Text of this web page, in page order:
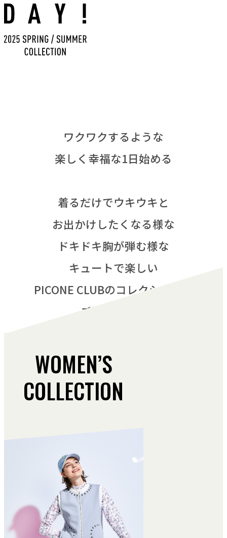
ワクワクするような
楽しく幸福な1日始める
着るだけでウキウキと
お出かけしたくなる様な
ドキドキ胸が弾む様な
キュートで楽しい
PICONE CLUBのコレクションを
ご提案します
WOMEN’S
COLLECTION